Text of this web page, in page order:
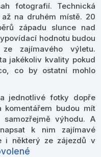
fotografií. Technická
na druhém místě. 20
západu slunce nad
hodnotu budou
zajímavého výletu.
jakékoliv kvality pokud
co by ostatní mohlo
jednotlivé fotky dopře
komentářem budou mít
výhodu. A
k nim zajímavé
i některý ze zájezdů v